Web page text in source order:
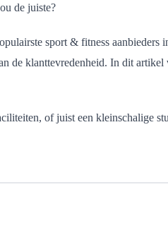
de juiste?
sport & fitness aanbieders
de klanttevredenheid. In dit
of juist een kleinschalige